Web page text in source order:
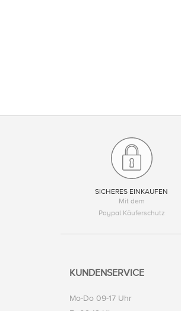
SICHERES EINKAUFEN
Mit dem
Paypal Käuferschutz
KUNDENSERVICE
Mo-Do 09-17 Uhr